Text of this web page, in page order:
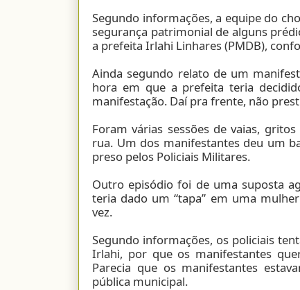
Segundo informações, a equipe do
segurança patrimonial de alguns
a prefeita Irlahi Linhares (PMDB),
Ainda segundo relato de um
hora em que a prefeita teria
manifestação. Daí pra frente, não
Foram várias sessões de vaias,
rua. Um dos manifestantes deu um
preso pelos Policiais Militares.
Outro episódio foi de uma suposta
teria dado um “tapa” em uma
vez.
Segundo informações, os policiais
Irlahi, por que os manifestantes
Parecia que os manifestantes
pública municipal.